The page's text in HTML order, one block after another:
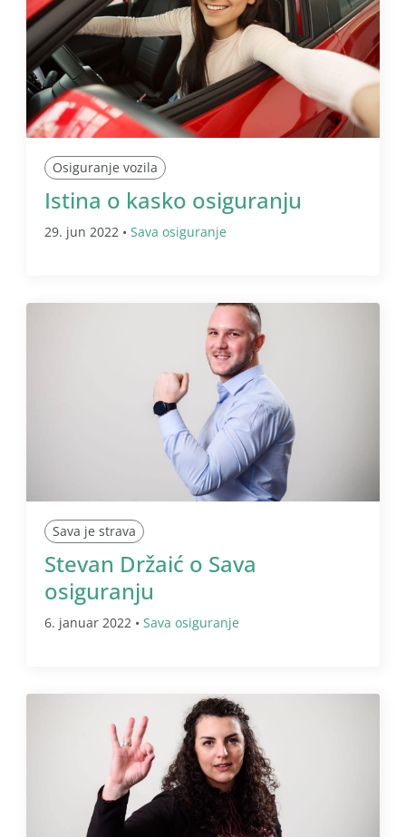
Osiguranje vozila
Istina o kasko osiguranju
29. jun 2022 • Sava osiguranje
Sava je strava
Stevan Držaić o Sava
osiguranju
6. januar 2022 • Sava osiguranje